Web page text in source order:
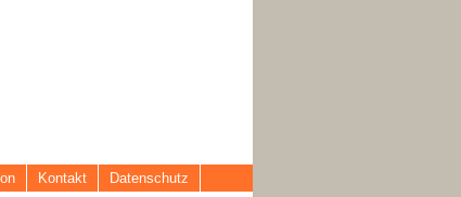
Kontakt Datenschutz